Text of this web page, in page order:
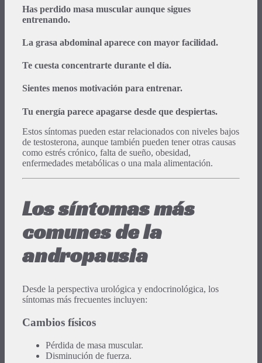
Has perdido masa muscular aunque sigues
entrenando.
La grasa abdominal aparece con mayor facilidad.
Te cuesta concentrarte durante el día.
Sientes menos motivación para entrenar.
Tu energía parece apagarse desde que despiertas.
Estos síntomas pueden estar relacionados con niveles bajos
de testosterona, aunque también pueden tener otras causas
como estrés crónico, falta de sueño, obesidad,
enfermedades metabólicas o una mala alimentación.
Los síntomas más
comunes de la
andropausia
Desde la perspectiva urológica y endocrinológica, los
síntomas más frecuentes incluyen:
Cambios físicos
Pérdida de masa muscular.
Disminución de fuerza.